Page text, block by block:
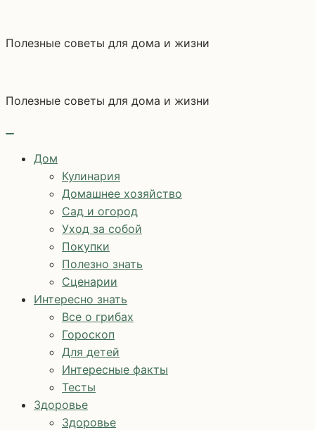
содержимому
Полезные советы для дома и жизни
Полезные советы для дома и жизни
Дом
Кулинария
Домашнее хозяйство
Сад и огород
Уход за собой
Покупки
Полезно знать
Сценарии
Интересно знать
Все о грибах
Гороскоп
Для детей
Интересные факты
Тесты
Здоровье
Здоровье